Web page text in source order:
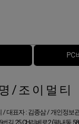
PC
/조이멀티
대표자 : 김종삼 / 개인정보